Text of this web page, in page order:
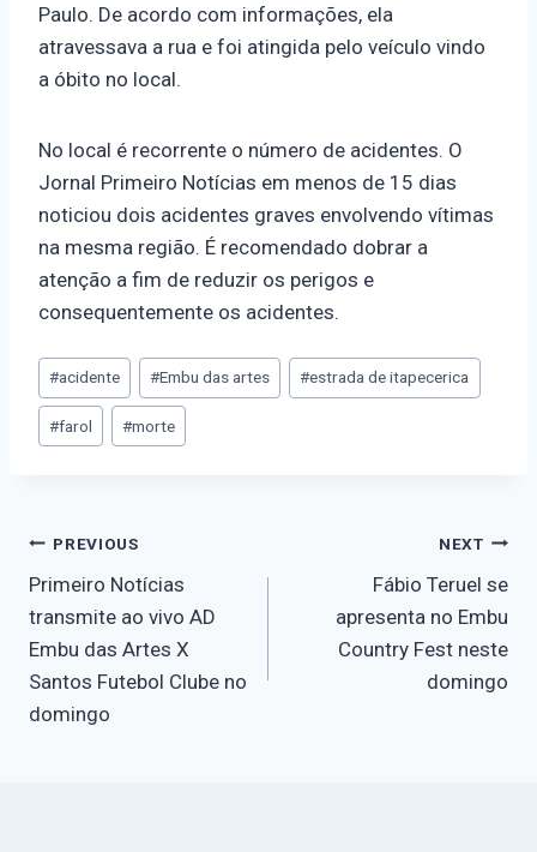
Paulo. De acordo com informações, ela
atravessava a rua e foi atingida pelo veículo vindo
a óbito no local.
No local é recorrente o número de acidentes. O
Jornal Primeiro Notícias em menos de 15 dias
noticiou dois acidentes graves envolvendo vítimas
na mesma região. É recomendado dobrar a
atenção a fim de reduzir os perigos e
consequentemente os acidentes.
#acidente #Embu das artes #estrada de itapecerica
#farol #morte
PREVIOUS
Primeiro Notícias
transmite ao vivo AD
Embu das Artes X
Santos Futebol Clube no
domingo
NEXT
Fábio Teruel se
apresenta no Embu
Country Fest neste
domingo